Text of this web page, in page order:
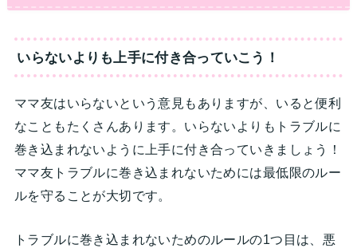
いらないよりも上手に付き合っていこう！
ママ友はいらないという意見もありますが、いると便利
なこともたくさんあります。いらないよりもトラブルに
巻き込まれないように上手に付き合っていきましょう！
ママ友トラブルに巻き込まれないためには最低限のルー
ルを守ることが大切です。
トラブルに巻き込まれないためのルールの1つ目は、悪